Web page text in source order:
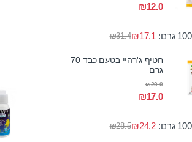
₪12.0
₪31.4₪17.1
חטיף ג'רהיי בטעם כבד 70
גרם
₪17.0
₪20.0
₪28.5₪24.2